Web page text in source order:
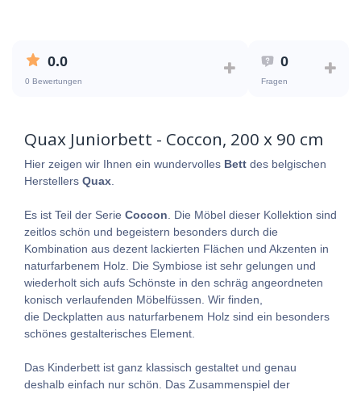
0.0
0 Bewertungen
0
Fragen
Quax Juniorbett - Coccon, 200 x 90 cm
Hier zeigen wir Ihnen ein wundervolles Bett des belgischen
Herstellers Quax.
Es ist Teil der Serie Coccon. Die Möbel dieser Kollektion sind
zeitlos schön und begeistern besonders durch die
Kombination aus dezent lackierten Flächen und Akzenten in
naturfarbenem Holz. Die Symbiose ist sehr gelungen und
wiederholt sich aufs Schönste in den schräg angeordneten
konisch verlaufenden Möbelfüssen. Wir finden,
die Deckplatten aus naturfarbenem Holz sind ein besonders
schönes gestalterisches Element.
Das Kinderbett ist ganz klassisch gestaltet und genau
deshalb einfach nur schön. Das Zusammenspiel der